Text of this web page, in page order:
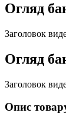
Огляд
Заголовок
Огляд
Заголовок
Опис